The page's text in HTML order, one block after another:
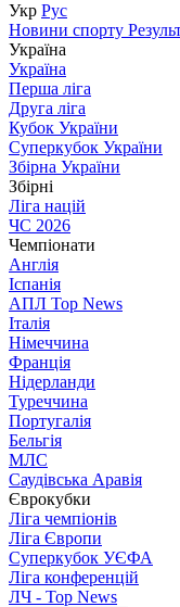
Укр Рус
Новини спорту
Україна
Україна
Перша ліга
Друга ліга
Кубок України
Суперкубок України
Збірна України
Збірні
Ліга націй
ЧС 2026
Чемпіонати
Англія
Іспанія
АПЛ Top News
Італія
Німеччина
Франція
Нідерланди
Туреччина
Португалія
Бельгія
МЛС
Саудівська Аравія
Єврокубки
Ліга чемпіонів
Ліга Європи
Суперкубок УЄФА
Ліга конференцій
ЛЧ - Top News